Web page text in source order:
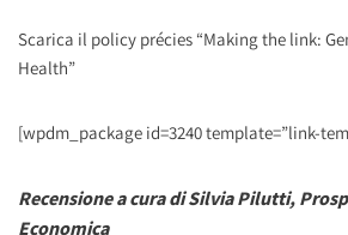
Scarica il policy précies “Making the link:
Health”
[wpdm_package id=3240 template=”link-
Recensione a cura di Silvia Pilutti,
Economica